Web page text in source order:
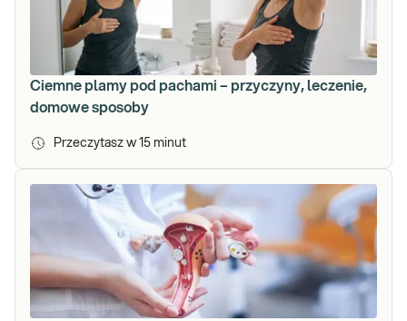
Ciemne plamy pod pachami – przyczyny, leczenie,
domowe sposoby
Przeczytasz w 15 minut